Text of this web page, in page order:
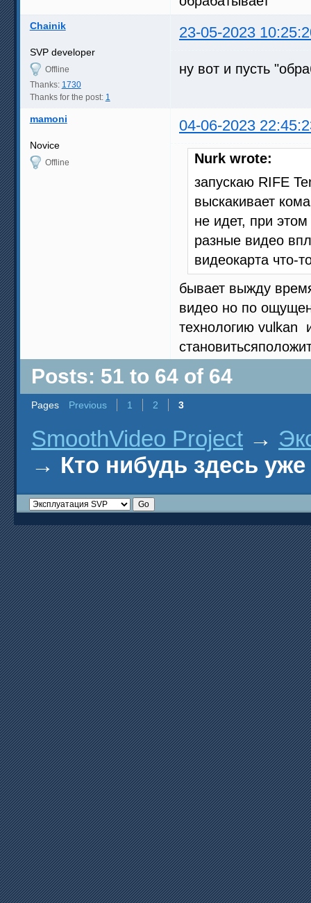
Chainik 23-05-2023
SVP developer
Offline
Thanks: 1730
Thanks for the post: 1
ну вот и пусть
mamoni 04-06-2023
Novice
Offline
Nurk wrote:
запускаю RIFE
выскакивает
не идет, при
разные видео
видеокарта что-
бывает выжду
видео но по
технологию vulkan
Posts: 51 to 64 of 64
Pages Previous 1 2 3
SmoothVideo Project →
→ Кто нибудь здесь